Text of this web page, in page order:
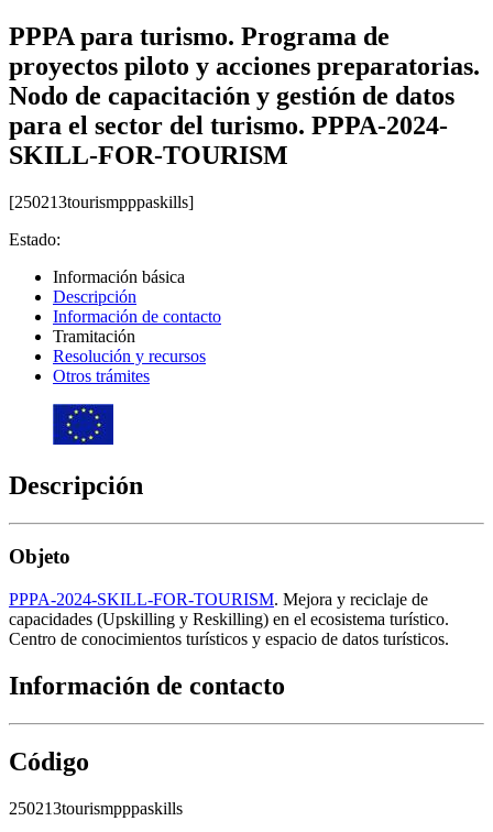
PPPA para turismo. Programa de
proyectos piloto y acciones preparatorias.
Nodo de capacitación y gestión de datos
para el sector del turismo. PPPA-2024-
SKILL-FOR-TOURISM
[250213tourismpppaskills]
Estado:
Información básica
Descripción
Información de contacto
Tramitación
Resolución y recursos
Otros trámites
Descripción
Objeto
PPPA-2024-SKILL-FOR-TOURISM. Mejora y reciclaje de
capacidades (Upskilling y Reskilling) en el ecosistema turístico.
Centro de conocimientos turísticos y espacio de datos turísticos.
Información de contacto
Código
250213tourismpppaskills